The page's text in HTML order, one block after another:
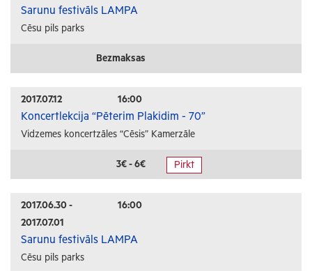
Interešu pasākumi
Ģimenēm ar bērniem
Sarunu festivāls LAMPA
Cēsu pils parks
Bezmaksas
2017.07.12 16:00
Koncertlekcija “Pēterim Plakidim - 70”
Vidzemes koncertzāles “Cēsis” Kamerzāle
3€ - 6€ Pirkt
2017.06.30 -
2017.07.01
16:00
Sarunu festivāls LAMPA
Cēsu pils parks